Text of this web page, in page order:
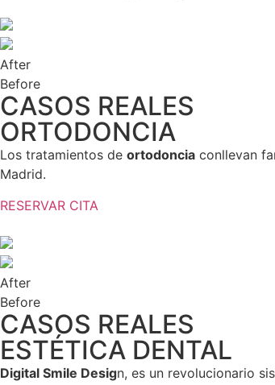
After
Before
CASOS REALES
ORTODONCIA
Los tratamientos de ortodoncia conllevan
Madrid.
RESERVAR CITA
After
Before
CASOS REALES
ESTÉTICA DENTAL
Digital Smile Design, es un revolucionario